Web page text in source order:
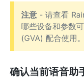
注意 - 请查看
哪些设备和参数
(GVA) 配合使用。
确认当前语音助